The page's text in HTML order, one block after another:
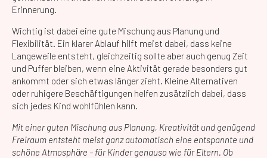
Erinnerung.
Wichtig ist dabei eine gute Mischung aus Planung und
Flexibilität. Ein klarer Ablauf hilft meist dabei, dass keine
Langeweile entsteht, gleichzeitig sollte aber auch genug Zeit
und Puffer bleiben, wenn eine Aktivität gerade besonders gut
ankommt oder sich etwas länger zieht. Kleine Alternativen
oder ruhigere Beschäftigungen helfen zusätzlich dabei, dass
sich jedes Kind wohlfühlen kann.
Mit einer guten Mischung aus Planung, Kreativität und genügend
Freiraum entsteht meist ganz automatisch eine entspannte und
schöne Atmosphäre – für Kinder genauso wie für Eltern. Ob